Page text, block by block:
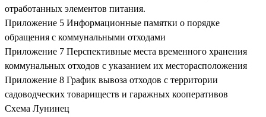
отработанных элементов питания.
Приложение 5 Информационные памятки о порядке
обращения с коммунальными отходами
Приложение 7 Перспективные места временного хранения
коммунальных отходов с указанием их месторасположения
Приложение 8 График вывоза отходов с территории
садоводческих товариществ и гаражных кооперативов
Схема Лунинец